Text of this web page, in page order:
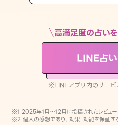
LINE占いを開く
※LINEアプリ内のサービスページへ遷移します
高満足度の占い
LINE占
※LINEアプリ内のサービ
※1 2025年1月〜12月に投稿されたレビュ
※2 個人の感想であり、効果・効能を保証す